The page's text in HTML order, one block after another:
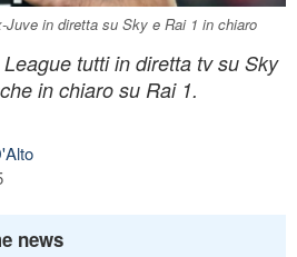
Juve in diretta su Sky e Rai 1 in chiaro
tutti in diretta tv su Sky
in chiaro su Rai 1.
news